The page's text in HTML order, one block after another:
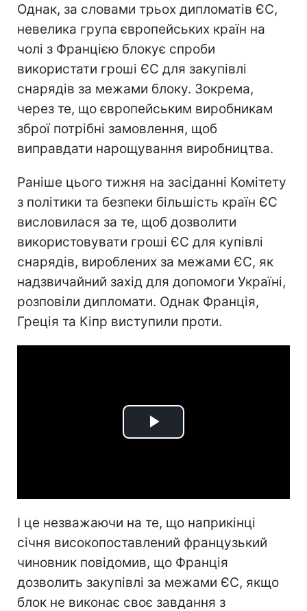
Однак, за словами трьох дипломатів ЄС,
невелика група європейських країн на
чолі з Францією блокує спроби
використати гроші ЄС для закупівлі
снарядів за межами блоку. Зокрема,
через те, що європейським виробникам
зброї потрібні замовлення, щоб
виправдати нарощування виробництва.
Раніше цього тижня на засіданні Комітету
з політики та безпеки більшість країн ЄС
висловилася за те, щоб дозволити
використовувати гроші ЄС для купівлі
снарядів, вироблених за межами ЄС, як
надзвичайний захід для допомоги Україні,
розповіли дипломати. Однак Франція,
Греція та Кіпр виступили проти.
Play
І це незважаючи на те, що наприкінці
січня високопоставлений французький
чиновник повідомив, що Франція
дозволить закупівлі за межами ЄС, якщо
блок не виконає своє завдання з